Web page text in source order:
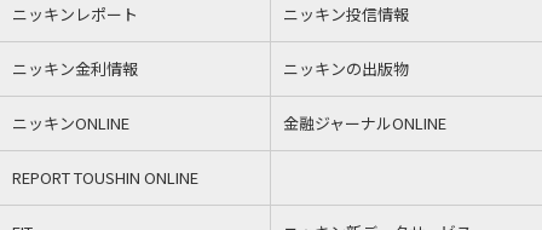
ニッキンレポート ニッキン投信情報
ニッキン金利情報 ニッキンの出版物
ニッキンONLINE 金融ジャーナルONLINE
REPORT TOUSHIN ONLINE